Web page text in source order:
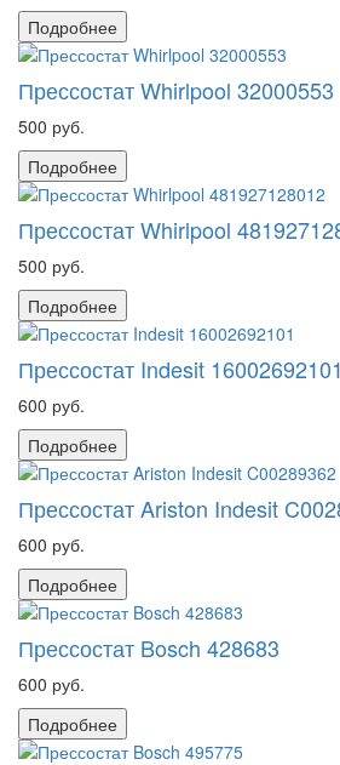
Подробнее
Прессостат Whirlpool 32000553
500 руб.
Подробнее
Прессостат Whirlpool
500 руб.
Подробнее
Прессостат Indesit 16002692101
600 руб.
Подробнее
Прессостат Ariston Indesit
600 руб.
Подробнее
Прессостат Bosch 428683
600 руб.
Подробнее